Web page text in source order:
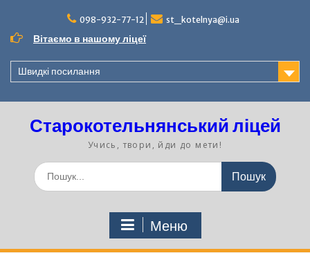
вмісту
098-932-77-12 st_kotelnya@i.ua
Вітаємо в нашому ліцеї
Швидкі посилання
Старокотельнянський ліцей
Учись, твори, йди до мети!
Шукати:
Меню